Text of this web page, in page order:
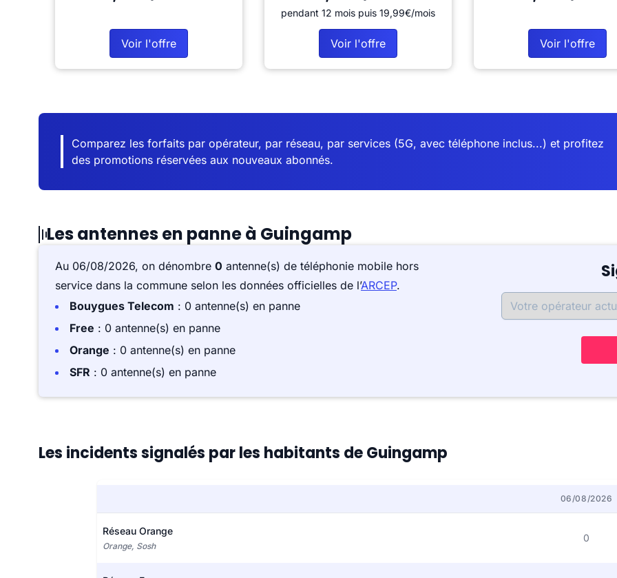
Voir l'offre
pendant 12 mois puis 19,99€/mois
Voir l'offre Voir l'offre
Comparez les forfaits par opérateur, par réseau, par services (5G, avec téléphone inclus...) et profitez
des promotions réservées aux nouveaux abonnés.
Les antennes en panne à Guingamp
Au 06/08/2026, on dénombre 0 antenne(s) de téléphonie mobile hors
service dans la commune selon les données officielles de l’ARCEP.
Bouygues Telecom : 0 antenne(s) en panne
Free : 0 antenne(s) en panne
Orange : 0 antenne(s) en panne
SFR : 0 antenne(s) en panne
Les incidents signalés par les habitants de Guingamp
06/08/2026
Réseau Orange
Orange, Sosh
0